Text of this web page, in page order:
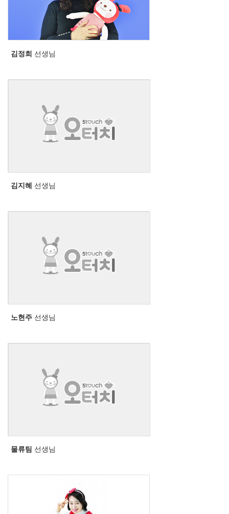
김정희 선생님
김지혜 선생님
노현주 선생님
물류팀 선생님